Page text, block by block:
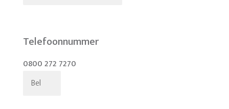
Telefoonnummer
0800 272 7270
Bel